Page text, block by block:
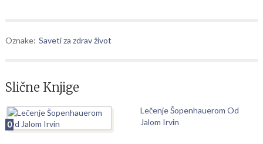
Oznake: Saveti za zdrav život
Slične Knjige
0
Lečenje Šopenhauerom Od
Jalom Irvin